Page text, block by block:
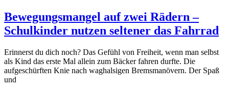
Bewegungsmangel auf zwei Rädern –
Schulkinder nutzen seltener das Fahrrad
Erinnerst du dich noch? Das Gefühl von Freiheit, wenn man selbst
als Kind das erste Mal allein zum Bäcker fahren durfte. Die
aufgeschürften Knie nach waghalsigen Bremsmanövern. Der Spaß
und